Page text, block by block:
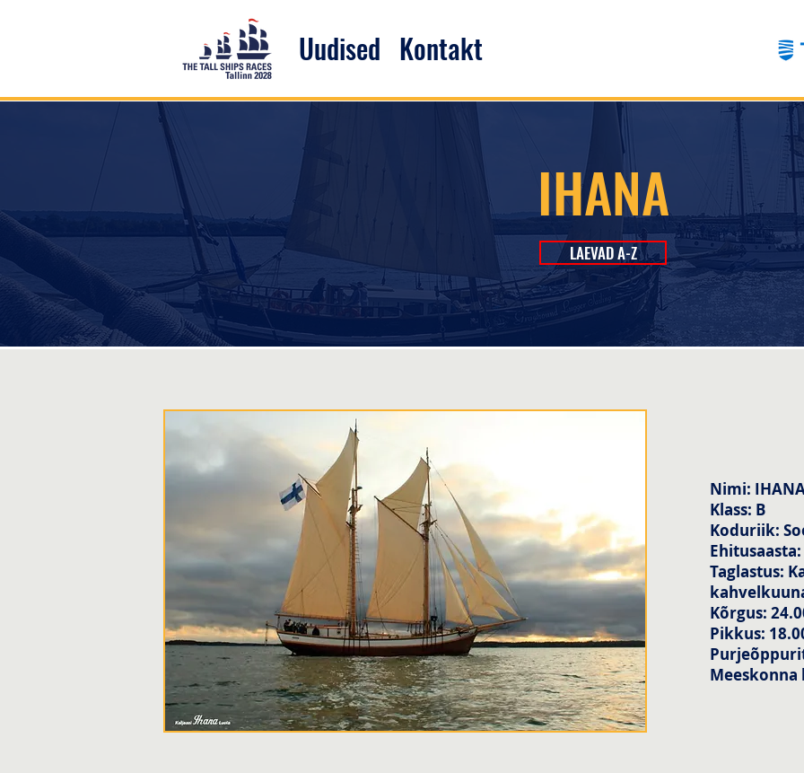
Uudised Kontakt
IHANA
LAEVAD A-Z
Nimi:
Klass: B
Koduriik:
Taglastus:
Kõrgus:
Pikkus: